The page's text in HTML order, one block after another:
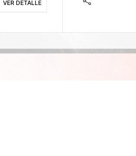
VER DETALLE